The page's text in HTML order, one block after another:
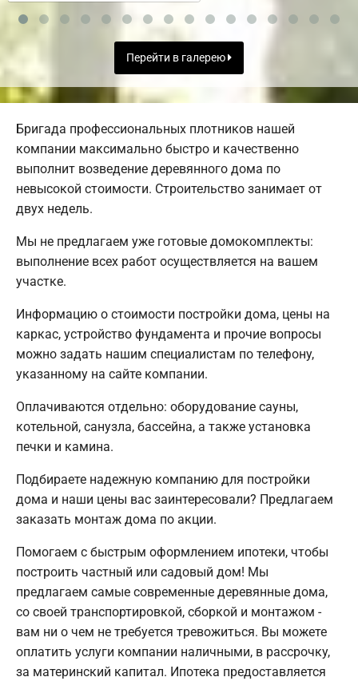
Перейти в галерею
Бригада профессиональных плотников нашей
компании максимально быстро и качественно
выполнит возведение деревянного дома по
невысокой стоимости. Строительство занимает от
двух недель.
Мы не предлагаем уже готовые домокомплекты:
выполнение всех работ осуществляется на вашем
участке.
Информацию о стоимости постройки дома, цены на
каркас, устройство фундамента и прочие вопросы
можно задать нашим специалистам по телефону,
указанному на сайте компании.
Оплачиваются отдельно: оборудование сауны,
котельной, санузла, бассейна, а также установка
печки и камина.
Подбираете надежную компанию для постройки
дома и наши цены вас заинтересовали? Предлагаем
заказать монтаж дома по акции.
Помогаем с быстрым оформлением ипотеки, чтобы
построить частный или садовый дом! Мы
предлагаем самые современные деревянные дома,
со своей транспортировкой, сборкой и монтажом -
вам ни о чем не требуется тревожиться. Вы можете
оплатить услуги компании наличными, в рассрочку,
за материнский капитал. Ипотека предоставляется